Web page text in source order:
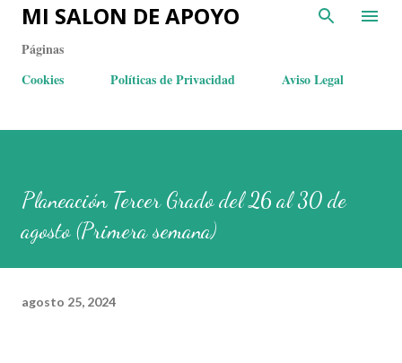
MI SALON DE APOYO
Páginas
Cookies
Políticas de Privacidad Aviso Legal
Planeación Tercer Grado del 26 al 30 de
agosto (Primera semana)
agosto 25, 2024